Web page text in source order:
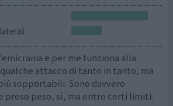
e per me funziona alla
attacco di tanto in tanto, ma
sopportabili. Sono davvero
preso peso, sì, ma entro certi limiti.